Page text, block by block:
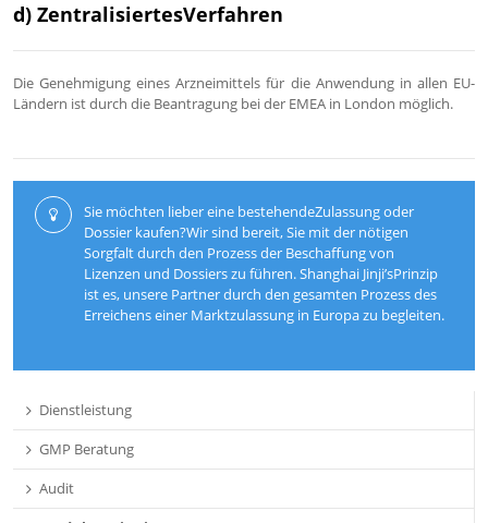
d) ZentralisiertesVerfahren
Die Genehmigung eines Arzneimittels für die Anwendung in allen EU-
Ländern ist durch die Beantragung bei der EMEA in London möglich.
Sie möchten lieber eine bestehendeZulassung oder
Dossier kaufen?Wir sind bereit, Sie mit der nötigen
Sorgfalt durch den Prozess der Beschaffung von
Lizenzen und Dossiers zu führen. Shanghai Jinji’sPrinzip
ist es, unsere Partner durch den gesamten Prozess des
Erreichens einer Marktzulassung in Europa zu begleiten.
Dienstleistung
GMP Beratung
Audit